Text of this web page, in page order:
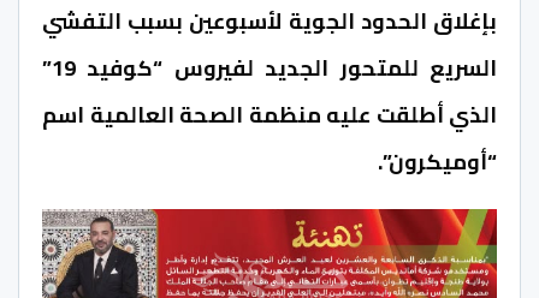
بإغلاق الحدود الجوية لأسبوعين بسبب التفشي
السريع للمتحور الجديد لفيروس “كوفيد 19”
الذي أطلقت عليه منظمة الصحة العالمية اسم
“أوميكرون”.